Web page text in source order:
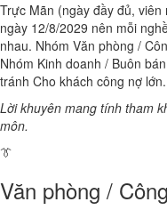
Trực Mãn (ngày đầy đủ,
ngày 12/8/2029 nên mỗi
nhau. Nhóm Văn phòng /
Nhóm Kinh doanh / Buôn
tránh Cho khách công nợ lớn.
Lời khuyên mang tính tham
môn.
👔
Văn phòng /